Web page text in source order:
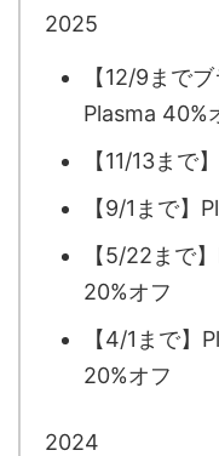
2025
【12/9まで
Plasma 40%
【11/13まで
【9/1まで】
【5/22まで
20%オフ
【4/1まで】
20%オフ
2024